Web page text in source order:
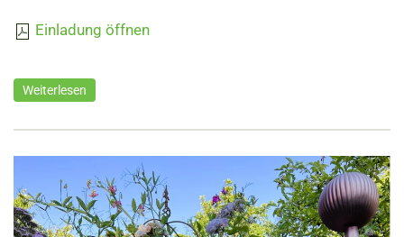
Einladung öffnen
Weiterlesen